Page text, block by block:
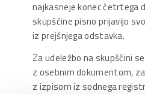
najkasneje konec četrtega
skupščine pisno prijavijo
iz prejšnjega odstavka.
Za udeležbo na skupščini
z osebnim dokumentom,
z izpisom iz sodnega